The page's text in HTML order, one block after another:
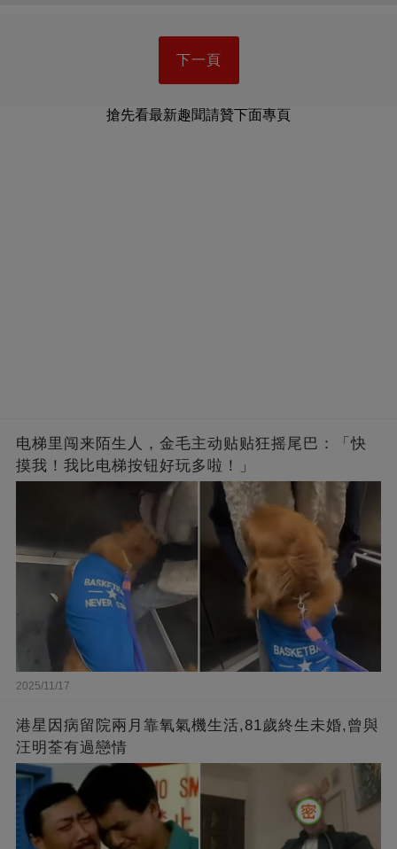
下一頁
搶先看最新趣聞請贊下面專頁
电梯里闯来陌生人，金毛主动贴贴狂摇尾巴：「快
摸我！我比电梯按钮好玩多啦！」
2025/11/17
港星因病留院兩月靠氧氣機生活,81歲終生未婚,曾與
汪明荃有過戀情